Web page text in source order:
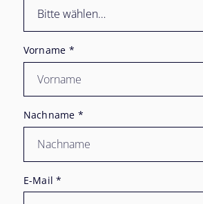
Vorname *
Nachname *
E-Mail*